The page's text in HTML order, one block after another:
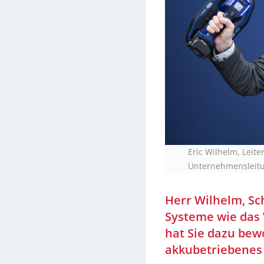
Eric Wilhelm,
Herr Wilhelm,
Systeme wie
hat Sie dazu